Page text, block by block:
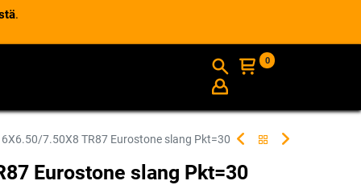
.
INFO
0
7.50X8 TR87 Eurostone slang Pkt=30
Eurostone slang Pkt=30